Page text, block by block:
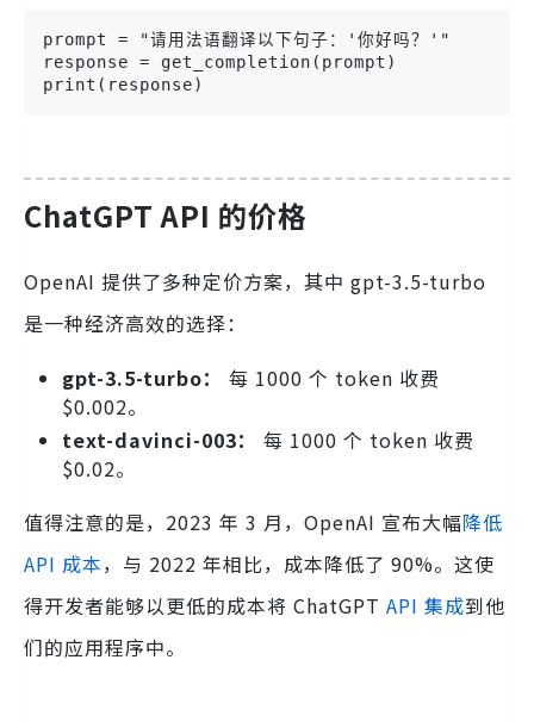
prompt = "请用法语翻译以下句子：'你好吗？'"
response = get_completion(prompt)
print(response)
ChatGPT API 的价格
OpenAI 提供了多种定价方案，其中 gpt-3.5-turbo
是一种经济高效的选择：
gpt-3.5-turbo：
每 1000 个 token 收费
$0.002。
text-davinci-003：
每 1000 个 token 收费
$0.02。
值得注意的是，2023 年 3 月，OpenAI 宣布大幅降低
API 成本，与 2022 年相比，成本降低了 90%。这使
得开发者能够以更低的成本将 ChatGPT API 集成到他
们的应用程序中。